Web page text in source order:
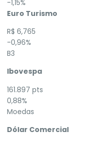
-1,15%
Euro Turismo
R$ 6,765
-0,96%
B3
Ibovespa
161.897 pts
0,88%
Moedas
Dólar Comercial